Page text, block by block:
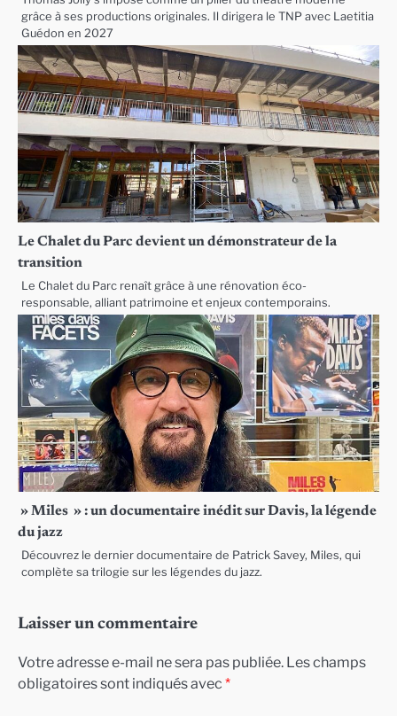
grâce à ses productions originales. Il dirigera le TNP avec Laetitia
Guédon en 2027
Le Chalet du Parc devient un démonstrateur de la
transition
Le Chalet du Parc renaît grâce à une rénovation éco-
responsable, alliant patrimoine et enjeux contemporains.
» Miles » : un documentaire inédit sur Davis, la légende
du jazz
Découvrez le dernier documentaire de Patrick Savey, Miles, qui
complète sa trilogie sur les légendes du jazz.
Laisser un commentaire
Votre adresse e-mail ne sera pas publiée. Les champs
obligatoires sont indiqués avec *